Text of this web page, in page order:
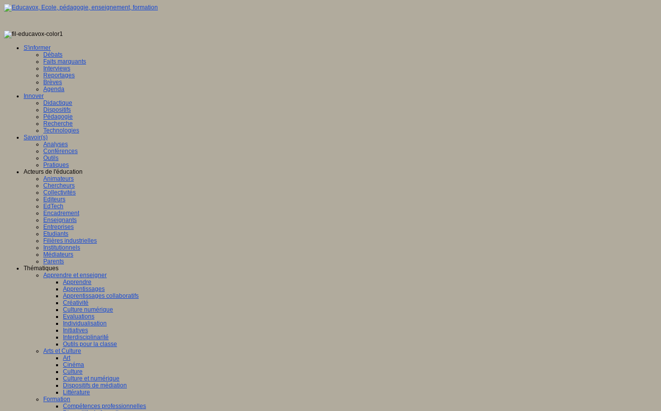
S'informer
Débats
Faits marquants
Interviews
Reportages
Brèves
Agenda
Innover
Didactique
Dispositifs
Pédagogie
Recherche
Technologies
Savoir(s)
Analyses
Conférences
Outils
Pratiques
Acteurs de l'éducation
Animateurs
Chercheurs
Collectivités
Editeurs
EdTech
Encadrement
Enseignants
Entreprises
Etudiants
Filières industrielles
Institutionnels
Médiateurs
Parents
Thématiques
Apprendre et enseigner
Apprendre
Apprentissages
Apprentissages collaboratifs
Créativité
Culture numérique
Evaluations
Individualisation
Initiatives
Interdisciplinarité
Outils pour la classe
Arts et Culture
Art
Cinéma
Culture
Culture et numérique
Dispositifs de médiation
Littérature
Formation
Compétences professionnelles